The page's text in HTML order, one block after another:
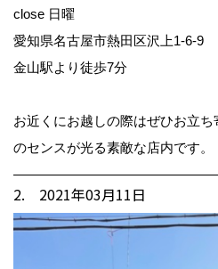
close 日曜
愛知県名古屋市熱田区沢上1-6-9
金山駅より徒歩7分
お近くにお越しの際はぜひお立
のセンスが光る素敵な店内です。
2. 2021年03月11日